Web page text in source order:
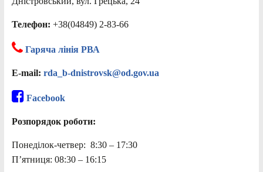
Телефон: +38(04849) 2-83-66
Гаряча лінія РВА
E-mail: rda_b-dnistrovsk@od.gov.ua
Facebook
Розпорядок роботи:
Понеділок-четвер: 8:30 – 17:30
П’ятниця: 08:30 – 16:15